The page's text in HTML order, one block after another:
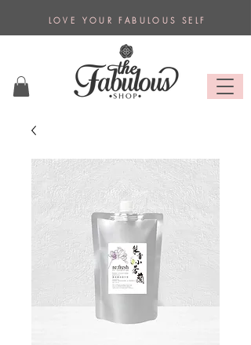
L O V E Y O U R F A B U L O U S S E L F